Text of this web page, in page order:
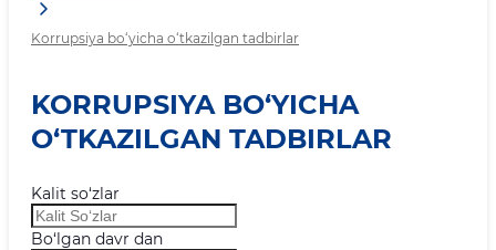
Korrupsiya bo‘yicha o‘tkazilgan tadbirlar
KORRUPSIYA BO‘YICHA
O‘TKAZILGAN TADBIRLAR
Kalit so‘zlar
Bo‘lgan davr dan